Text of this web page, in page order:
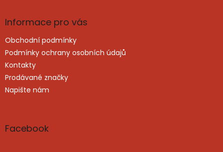
Informace pro vás
Obchodní podmínky
Podmínky ochrany osobních údajů
Kontakty
Prodávané značky
Napište nám
Facebook